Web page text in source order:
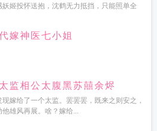
姬投怀送抱，沈鹤无力抵挡，只能照单全
嫁神医七小姐
监相公太腹黑苏囍余烬
嫁给了一个太监。罢罢罢，既来之则安之，
雄风再展。啥？嫁给...